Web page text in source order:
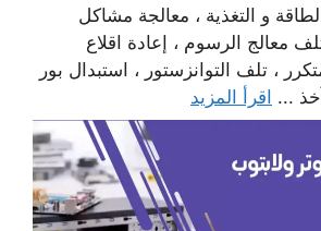
و التغذية ، معالجة مشاكل
معالج الرسوم ، إعادة اقلاع
، تلف التوانزستور ، استبدال بور
... اقرأ المزيد